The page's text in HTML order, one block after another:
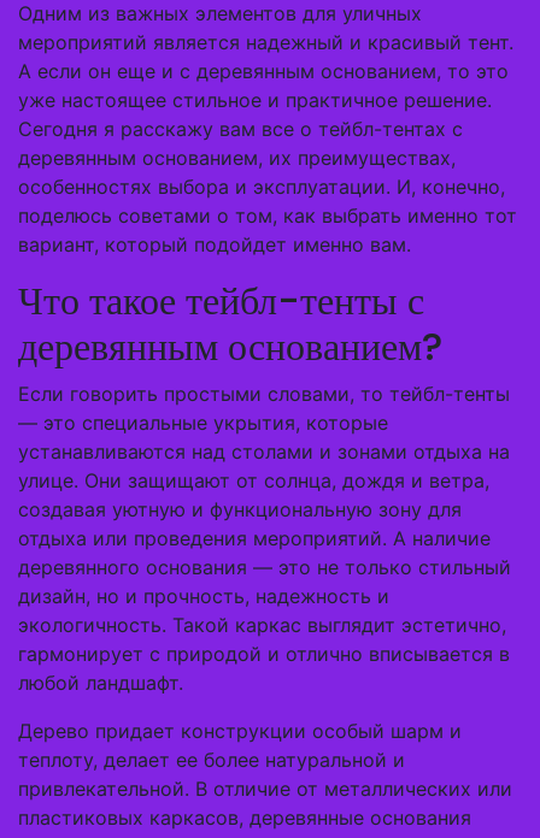
Одним из важных элементов для уличных
мероприятий является надежный и красивый тент.
А если он еще и с деревянным основанием, то это
уже настоящее стильное и практичное решение.
Сегодня я расскажу вам все о тейбл-тентах с
деревянным основанием, их преимуществах,
особенностях выбора и эксплуатации. И, конечно,
поделюсь советами о том, как выбрать именно тот
вариант, который подойдет именно вам.
Что такое тейбл-тенты с
деревянным основанием?
Если говорить простыми словами, то тейбл-тенты
— это специальные укрытия, которые
устанавливаются над столами и зонами отдыха на
улице. Они защищают от солнца, дождя и ветра,
создавая уютную и функциональную зону для
отдыха или проведения мероприятий. А наличие
деревянного основания — это не только стильный
дизайн, но и прочность, надежность и
экологичность. Такой каркас выглядит эстетично,
гармонирует с природой и отлично вписывается в
любой ландшафт.
Дерево придает конструкции особый шарм и
теплоту, делает ее более натуральной и
привлекательной. В отличие от металлических или
пластиковых каркасов, деревянные основания